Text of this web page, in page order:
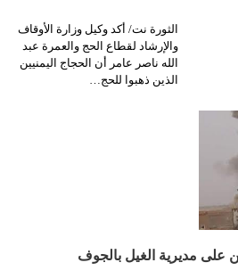
الثورة نت/ أكد وكيل وزارة الأوقاف
والإرشاد لقطاع الحج والعمرة عبد
الله ناصر عامر أن الحجاج اليمنيين
الذين ذهبوا للحج…
على مديرية الغيل بالجوف